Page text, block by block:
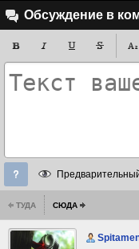
Обсуждение в
ТУДА СЮДА